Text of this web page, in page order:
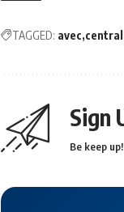
TAGGED: avec central
Sign
Be keep